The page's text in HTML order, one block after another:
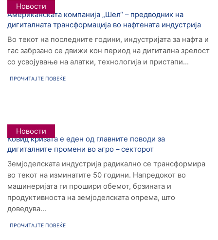
Новости
Американската компанија „Шел“ – предводник на
дигиталната трансформација во нафтената индустрија
Во текот на последните години, индустријата за нафта и
гас забрзано се движи кон период на дигитална зрелост
со усвојување на алатки, технологија и пристапи...
ПРОЧИТАЈТЕ ПОВЕЌЕ
Новости
Ковид кризата е еден од главните поводи за
дигиталните промени во агро – секторот
Земјоделската индустрија радикално се трансформира
во текот на изминатите 50 години. Напредокот во
машинеријата ги прошири обемот, брзината и
продуктивноста на земјоделската опрема, што
доведува...
ПРОЧИТАЈТЕ ПОВЕЌЕ